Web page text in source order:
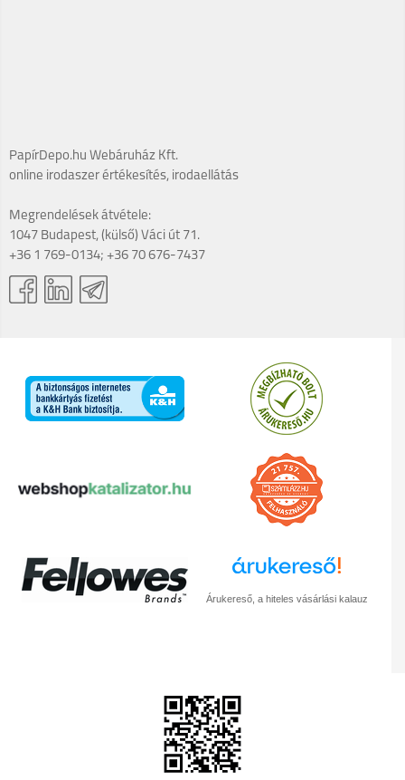
PapírDepo.hu Webáruház Kft.
online irodaszer értékesítés, irodaellátás
Megrendelések átvétele:
1047 Budapest, (külső) Váci út 71.
+36 1 769-0134; +36 70 676-7437
Árukereső, a hiteles vásárlási kalauz